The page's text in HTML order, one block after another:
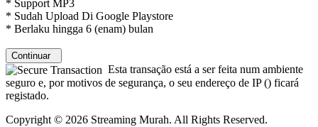
* Support MP3
* Sudah Upload Di Google Playstore
* Berlaku hingga 6 (enam) bulan
Continuar
Esta transação está a ser feita num ambiente
seguro e, por motivos de segurança, o seu endereço de IP () ficará
registado.
Copyright © 2026 Streaming Murah. All Rights Reserved.